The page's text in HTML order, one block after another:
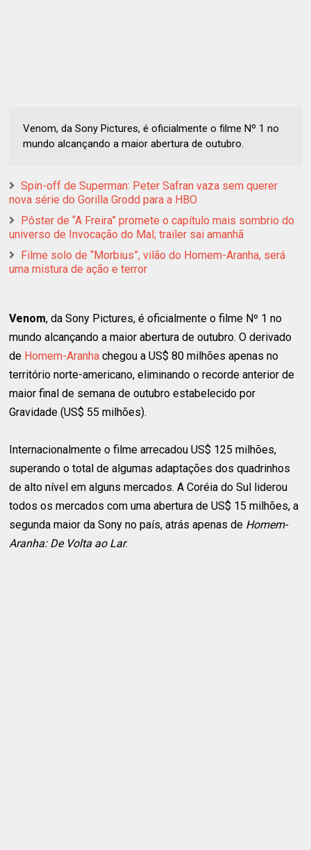
Venom, da Sony Pictures, é oficialmente o filme Nº 1 no
mundo alcançando a maior abertura de outubro.
Spin-off de Superman: Peter Safran vaza sem querer
nova série do Gorilla Grodd para a HBO
Pôster de “A Freira” promete o capítulo mais sombrio do
universo de Invocação do Mal; trailer sai amanhã
Filme solo de “Morbius”, vilão do Homem-Aranha, será
uma mistura de ação e terror
Venom, da Sony Pictures, é oficialmente o filme Nº 1 no
mundo alcançando a maior abertura de outubro. O derivado
de Homem-Aranha chegou a US$ 80 milhões apenas no
território norte-americano, eliminando o recorde anterior de
maior final de semana de outubro estabelecido por
Gravidade (US$ 55 milhões).
Internacionalmente o filme arrecadou US$ 125 milhões,
superando o total de algumas adaptações dos quadrinhos
de alto nível em alguns mercados. A Coréia do Sul liderou
todos os mercados com uma abertura de US$ 15 milhões, a
segunda maior da Sony no país, atrás apenas de Homem-
Aranha: De Volta ao Lar.